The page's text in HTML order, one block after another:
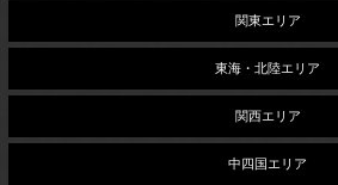
関東エリア
東海・北陸エリア
関西エリア
中四国エリア